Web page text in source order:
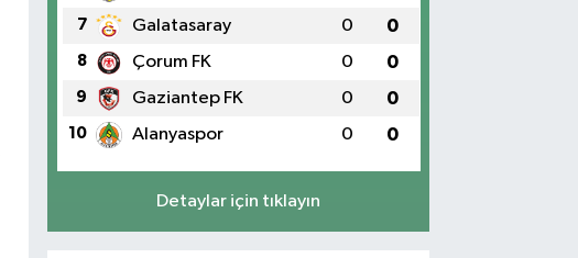
7 Galatasaray 0 0
8 Çorum FK 0 0
9 Gaziantep FK 0 0
10 Alanyaspor 0 0
Detaylar için tıklayın